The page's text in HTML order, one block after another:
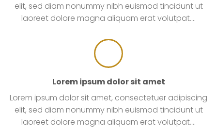
elit, sed diam nonummy nibh euismod tincidunt ut
laoreet dolore magna aliquam erat volutpat….
Lorem ipsum dolor sit amet
Lorem ipsum dolor sit amet, consectetuer adipiscing
elit, sed diam nonummy nibh euismod tincidunt ut
laoreet dolore magna aliquam erat volutpat….